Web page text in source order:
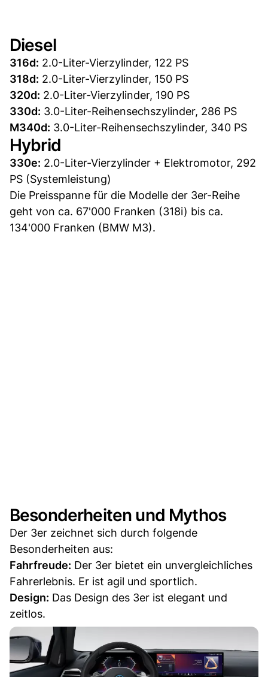
Diesel
316d: 2.0-Liter-Vierzylinder, 122 PS
318d: 2.0-Liter-Vierzylinder, 150 PS
320d: 2.0-Liter-Vierzylinder, 190 PS
330d: 3.0-Liter-Reihensechszylinder, 286 PS
M340d: 3.0-Liter-Reihensechszylinder, 340 PS
Hybrid
330e: 2.0-Liter-Vierzylinder + Elektromotor, 292
PS (Systemleistung)
Die Preisspanne für die Modelle der 3er-Reihe
geht von ca. 67'000 Franken (318i) bis ca.
134'000 Franken (BMW M3).
Besonderheiten und Mythos
Der 3er zeichnet sich durch folgende
Besonderheiten aus:
Fahrfreude: Der 3er bietet ein unvergleichliches
Fahrerlebnis. Er ist agil und sportlich.
Design: Das Design des 3er ist elegant und
zeitlos.